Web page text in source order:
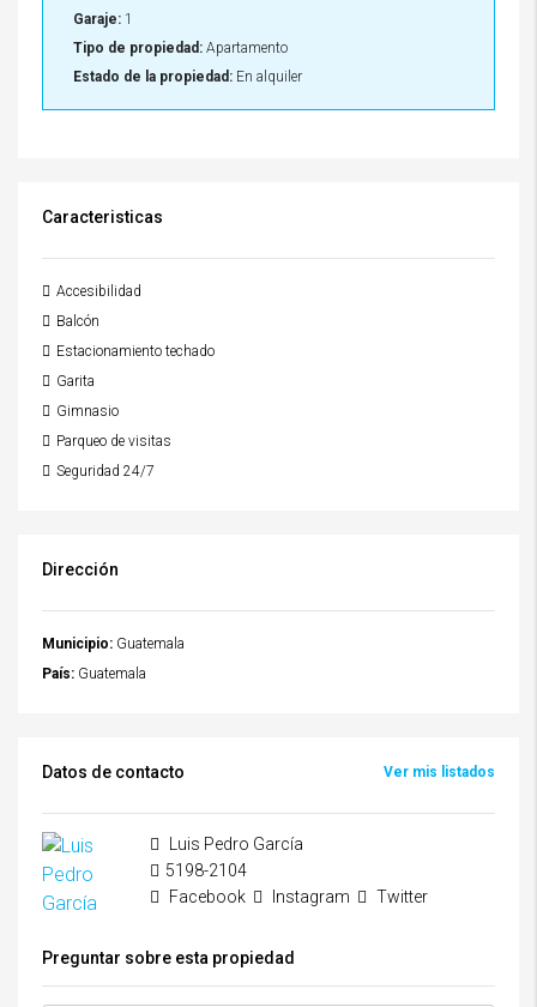
Garaje: 1
Tipo de propiedad: Apartamento
Estado de la propiedad: En alquiler
Caracteristicas
Accesibilidad
Balcón
Estacionamiento techado
Garita
Gimnasio
Parqueo de visitas
Seguridad 24/7
Dirección
Municipio: Guatemala
País: Guatemala
Datos de contacto Ver mis listados
Luis Pedro García
5198-2104
Facebook
Instagram Twitter
Preguntar sobre esta propiedad